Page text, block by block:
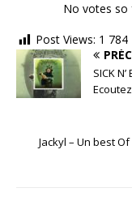
No votes so
Post Views: 1 784
SICK
Jackyl – Un best